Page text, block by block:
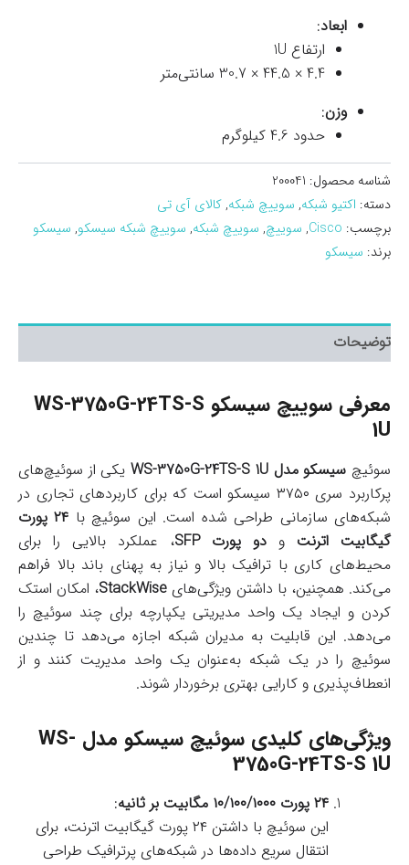
ابعاد:
ارتفاع 1U
4.4 × 44.5 × 30.7 سانتی‌متر
وزن:
حدود 4.6 کیلوگرم
شناسه محصول: 200041
دسته: اکتیو شبکه, سوییچ شبکه,کالای آی تی
برچسب: Cisco
, سوییچ, سوییچ شبکه, سوییچ شبکه سیسکو, سیسکو
برند: سیسکو
توضیحات
معرفی سوييچ سيسکو WS-3750G-24TS-S
1U
سوئیچ سیسکو مدل WS-3750G-24TS-S 1U
یکی از سوئیچ‌های
پرکاربرد سری ۳۷۵۰ سیسکو است که برای کاربردهای تجاری در
شبکه‌های سازمانی طراحی شده است. این سوئیچ با
۲۴ پورت
گیگابیت اترنت و دو پورت SFP
، عملکرد بالایی را برای
محیط‌های کاری با ترافیک بالا و نیاز به پهنای باند بالا فراهم
می‌کند. همچنین، با داشتن ویژگی‌های StackWise، امکان استک
کردن و ایجاد یک واحد مدیریتی یکپارچه برای چند سوئیچ را
می‌دهد. این قابلیت به مدیران شبکه اجازه می‌دهد تا چندین
سوئیچ را در یک شبکه به‌عنوان یک واحد مدیریت کنند و از
انعطاف‌پذیری و کارایی بهتری برخوردار شوند.
ویژگی‌های کلیدی سوئیچ سیسکو مدل WS-
3750G-24TS-S 1U
۲۴ پورت ۱۰/۱۰۰/۱۰۰۰ مگابیت بر ثانیه
:
این سوئیچ با داشتن ۲۴ پورت گیگابیت اترنت، برای
انتقال سریع داده‌ها در شبکه‌های پرترافیک طراحی